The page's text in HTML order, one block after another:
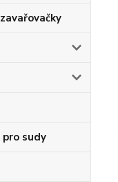
sudy